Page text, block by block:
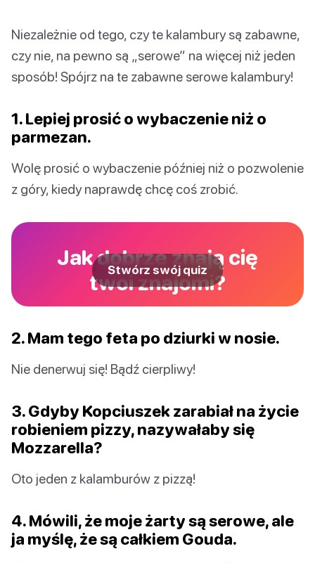
Niezależnie od tego, czy te kalambury są zabawne,
czy nie, na pewno są „serowe” na więcej niż jeden
sposób! Spójrz na te zabawne serowe kalambury!
1. Lepiej prosić o wybaczenie niż o
parmezan.
Wolę prosić o wybaczenie później niż o pozwolenie
z góry, kiedy naprawdę chcę coś zrobić.
Jak dobrze znają cię
twoi znajomi?
Stwórz swój quiz
2. Mam tego feta po dziurki w nosie.
Nie denerwuj się! Bądź cierpliwy!
3. Gdyby Kopciuszek zarabiał na życie
robieniem pizzy, nazywałaby się
Mozzarella?
Oto jeden z kalamburów z pizzą!
4. Mówili, że moje żarty są serowe, ale
ja myślę, że są całkiem Gouda.